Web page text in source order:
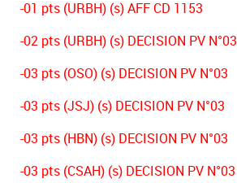
-01 pts (URBH) (s) AFF CD 1153
-02 pts (URBH) (s) DECISION PV N°03
-03 pts (OSO) (s) DECISION PV N°03
-03 pts (JSJ) (s) DECISION PV N°03
-03 pts (HBN) (s) DECISION PV N°03
-03 pts (CSAH) (s) DECISION PV N°03